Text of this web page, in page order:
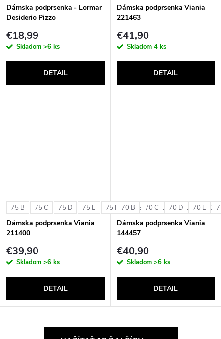
Dámska podprsenka - Lormar
Desiderio Pizzo
€18,99
Skladom >6 ks
DETAIL
Dámska podprsenka Viania
221463
€41,90
Skladom 4 ks
DETAIL
75 B 75 C 75 D 75 E 75 F 75 G 80 B 80 C 80 D
Dámska podprsenka Viania
211400
€39,90
Skladom >6 ks
DETAIL
70 B 70 C 70 D 70 E
Dámska podprsenka Viania
144457
€40,90
Skladom >6 ks
DETAIL